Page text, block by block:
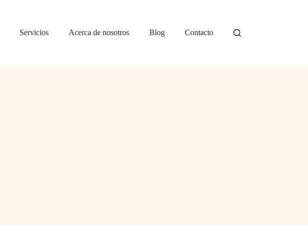
Servicios Acerca de nosotros Blog Contacto